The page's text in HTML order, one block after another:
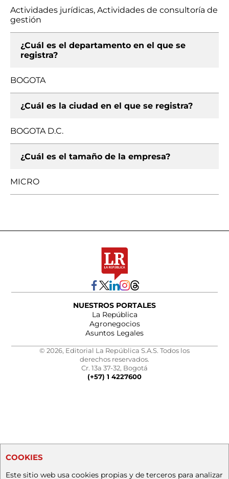
Actividades jurídicas, Actividades de consultoría de
gestión
¿Cuál es el departamento en el que se
registra?
BOGOTA
¿Cuál es la ciudad en el que se registra?
BOGOTA D.C.
¿Cuál es el tamaño de la empresa?
MICRO
NUESTROS PORTALES
La República
Agronegocios
Asuntos Legales
© 2026, Editorial La República S.A.S. Todos los
derechos reservados.
Cr. 13a 37-32, Bogotá
(+57) 1 4227600
COOKIES
Este sitio web usa cookies propias y de terceros para analizar